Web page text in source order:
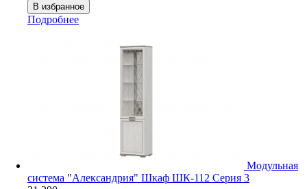
Подробнее
Модульная
система "Александрия" Шкаф ШК-112 Серия 3